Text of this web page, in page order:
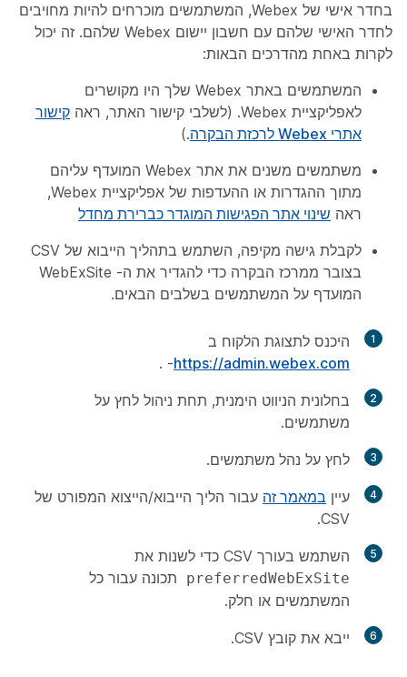
בחדר אישי של Webex, המשתמשים מוכרחים להיות מחויבים
לחדר האישי שלהם עם חשבון יישום Webex שלהם. זה יכול
לקרות באחת מהדרכים הבאות:
המשתמשים באתר Webex שלך היו מקושרים
לאפליקציית Webex. (לשלבי קישור האתר, ראה
קישור
אתרי Webex לרכזת הבקרה
.)
משתמשים משנים את אתר Webex המועדף עליהם
מתוך ההגדרות או ההעדפות של אפליקציית Webex,
ראה שינוי אתר הפגישות המוגדר כברירת מחדל
לקבלת גישה מקיפה, השתמש בתהליך הייבוא של CSV
בצובר ממרכז הבקרה כדי להגדיר את ה- WebExSite
המועדף על המשתמשים בשלבים הבאים.
1
היכנס לתצוגת הלקוח ב
https://admin.webex.com
- .
2 בחלונית הניווט הימנית, תחת ניהול לחץ על
משתמשים.
3 לחץ על נהל משתמשים.
4 עיין במאמר זה עבור הליך הייבוא/הייצוא המפורט של
CSV.
5 השתמש בעורך CSV כדי לשנות את
preferredWebExSite
תכונה עבור כל
המשתמשים או חלק.
6 ייבא את קובץ CSV.